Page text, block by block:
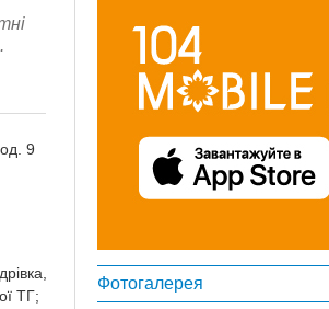
9
ТГ;
Фотогалерея